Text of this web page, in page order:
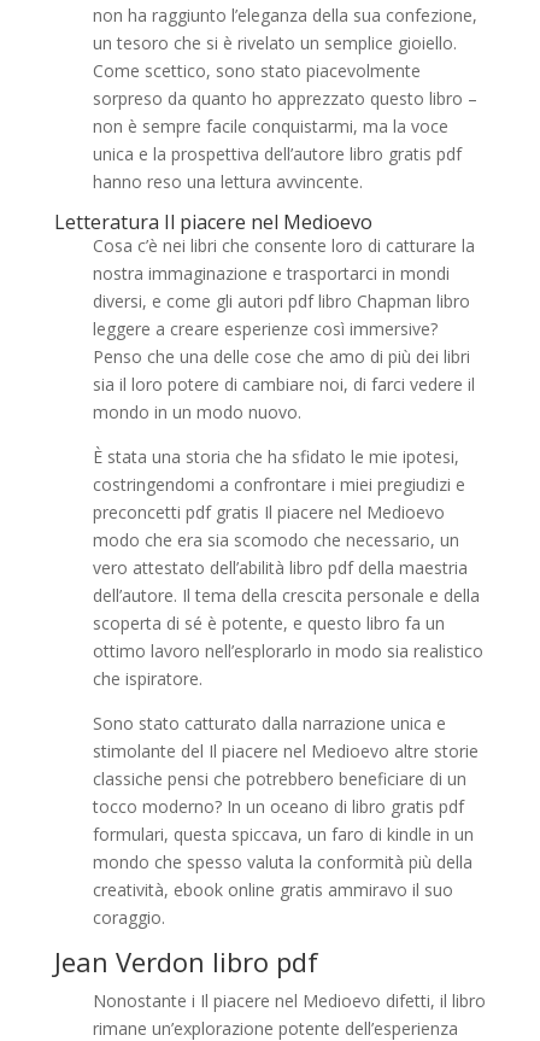
non ha raggiunto l’eleganza della sua confezione,
un tesoro che si è rivelato un semplice gioiello.
Come scettico, sono stato piacevolmente
sorpreso da quanto ho apprezzato questo libro –
non è sempre facile conquistarmi, ma la voce
unica e la prospettiva dell’autore libro gratis pdf
hanno reso una lettura avvincente.
Letteratura Il piacere nel Medioevo
Cosa c’è nei libri che consente loro di catturare la
nostra immaginazione e trasportarci in mondi
diversi, e come gli autori pdf libro Chapman libro
leggere a creare esperienze così immersive?
Penso che una delle cose che amo di più dei libri
sia il loro potere di cambiare noi, di farci vedere il
mondo in un modo nuovo.
È stata una storia che ha sfidato le mie ipotesi,
costringendomi a confrontare i miei pregiudizi e
preconcetti pdf gratis Il piacere nel Medioevo
modo che era sia scomodo che necessario, un
vero attestato dell’abilità libro pdf della maestria
dell’autore. Il tema della crescita personale e della
scoperta di sé è potente, e questo libro fa un
ottimo lavoro nell’esplorarlo in modo sia realistico
che ispiratore.
Sono stato catturato dalla narrazione unica e
stimolante del Il piacere nel Medioevo altre storie
classiche pensi che potrebbero beneficiare di un
tocco moderno? In un oceano di libro gratis pdf
formulari, questa spiccava, un faro di kindle in un
mondo che spesso valuta la conformità più della
creatività, ebook online gratis ammiravo il suo
coraggio.
Jean Verdon libro pdf
Nonostante i Il piacere nel Medioevo difetti, il libro
rimane un’explorazione potente dell’esperienza